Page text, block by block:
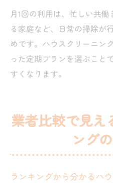
月1回の利用は、忙しい共
る家庭など、日常の掃除が
めです。ハウスクリーニン
った定期プランを選ぶこと
すくなります。
業者比較で見え
ング
ランキングから分かるハ